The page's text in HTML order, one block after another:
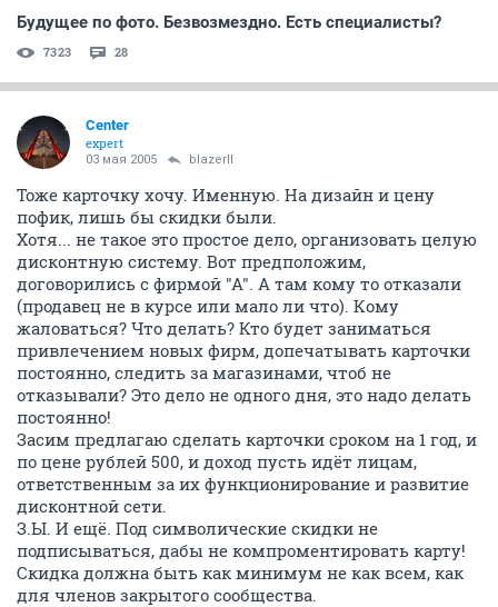
Будущее по фото. Безвозмездно. Есть специалисты?
7323 28
Center
expert
03 мая 2005 blazerII
Тоже карточку хочу. Именную. На дизайн и цену
пофик, лишь бы скидки были.
Хотя... не такое это простое дело, организовать целую
дисконтную систему. Вот предположим,
договорились с фирмой "А". А там кому то отказали
(продавец не в курсе или мало ли что). Кому
жаловаться? Что делать? Кто будет заниматься
привлечением новых фирм, допечатывать карточки
постоянно, следить за магазинами, чтоб не
отказывали? Это дело не одного дня, это надо делать
постоянно!
Засим предлагаю сделать карточки сроком на 1 год, и
по цене рублей 500, и доход пусть идёт лицам,
ответственным за их функционирование и развитие
дисконтной сети.
З.Ы. И ещё. Под символические скидки не
подписываться, дабы не компроментировать карту!
Скидка должна быть как минимум не как всем, как
для членов закрытого сообщества.